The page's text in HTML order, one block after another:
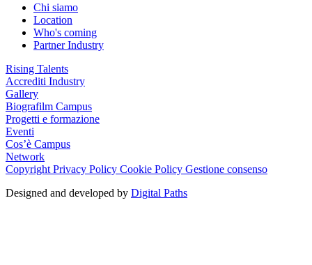
Chi siamo
Location
Who's coming
Partner Industry
Rising Talents
Accrediti Industry
Gallery
Biografilm Campus
Progetti e formazione
Eventi
Cos’è Campus
Network
Copyright Privacy Policy Cookie Policy Gestione consenso
Designed and developed by Digital Paths